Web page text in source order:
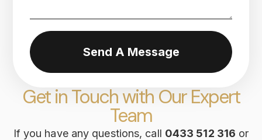
Get in Touch with Our Expert
Team
If you have any questions, call 0433 512 316 or
Send A Message